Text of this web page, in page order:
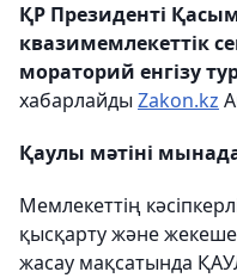
ҚР Президенті
квазимемлекеттік
мораторий енгізу
хабарлайды Zakon.kz
Қаулы мәтіні
Мемлекеттің
қысқарту және
жасау мақсатында